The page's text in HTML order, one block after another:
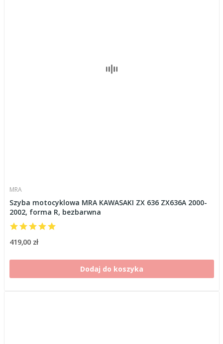
MRA
Szyba motocyklowa MRA KAWASAKI ZX 636 ZX636A 2000-
2002, forma R, bezbarwna
419,00 zł
Dodaj do koszyka